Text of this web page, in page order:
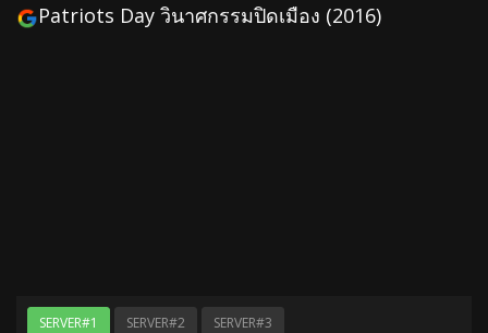
Patriots Day วินาศกรรมปิดเมือง (2016)
SERVER#1 SERVER#2 SERVER#3